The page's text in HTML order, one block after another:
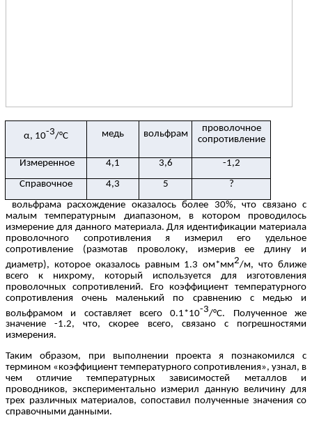
α, 10-3/°С медь вольфрам
проволочное
сопротивление
Измеренное 4,1 3,6
-1,2
Справочное
4,3 5
?
вольфрама расхождение оказалось более 30%, что связано с
малым температурным диапазоном, в котором проводилось
измерение для данного материала. Для идентификации материала
проволочного сопротивления я измерил его удельное
сопротивление (размотав проволоку, измерив ее длину и
диаметр), которое оказалось равным 1.3 ом*мм2/м, что ближе
всего к нихрому, который используется для изготовления
проволочных сопротивлений. Его коэффициент температурного
сопротивления очень маленький по сравнению с медью и
вольфрамом и составляет всего 0.1*10-3/°С. Полученное же
значение -1.2, что, скорее всего, связано с погрешностями
измерения.
Таким образом, при выполнении проекта я познакомился с
термином «коэффициент температурного сопротивления», узнал, в
чем отличие температурных зависимостей металлов и
проводников, экспериментально измерил данную величину для
трех различных материалов, сопоставил полученные значения со
справочными данными.